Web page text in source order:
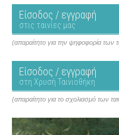
Είσοδος / εγγραφή
στις ταινίες μας
(απαραίτητο για την ψηφοφορία των
Είσοδος / εγγραφή
στη Χρυσή Ταινιοθήκη
(απαραίτητο για το σχολιασμό των